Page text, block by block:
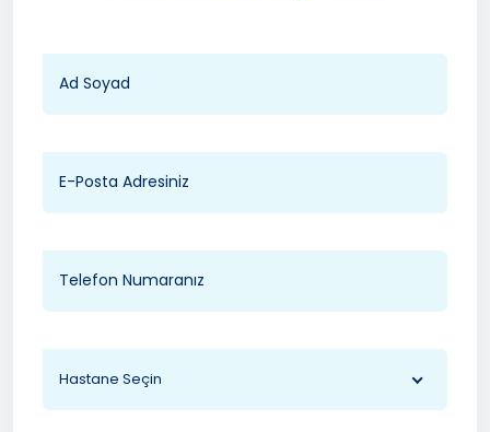
Hastane Seçin